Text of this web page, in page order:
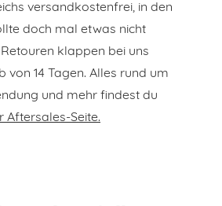
versandkostenfrei, in den
doch mal etwas nicht
klappen bei uns
von 14 Tagen. Alles rund um
und mehr findest du
Aftersales-Seite.